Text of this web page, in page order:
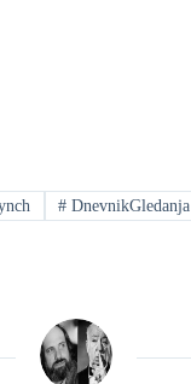
# DnevnikGledanja